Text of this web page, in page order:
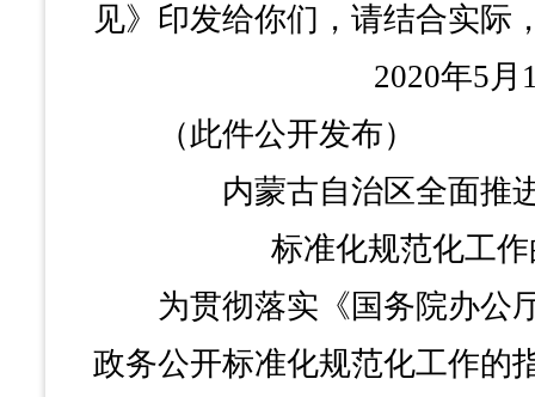
见》印发给你们，请结合实际
2020年5月
（此件公开发布）
内蒙古自治区全面推
标准化规范化工作
为贯彻落实《国务院办公
政务公开标准化规范化工作的